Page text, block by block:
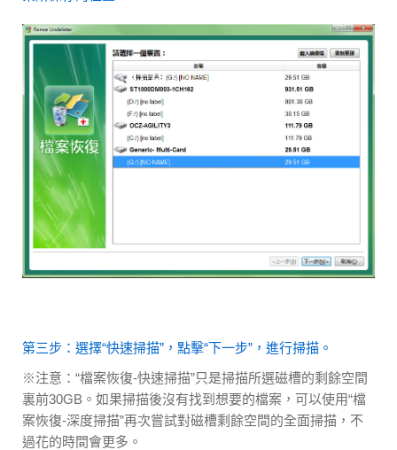
第三步：選擇“快速掃描”，點擊“下一步”，進行掃描。
※注意：“檔案恢復-快速掃描”只是掃描所選磁槽的剩餘空間
裏前30GB。如果掃描後沒有找到想要的檔案，可以使用“檔
案恢復-深度掃描”再次嘗試對磁槽剩餘空間的全面掃描，不
過花的時間會更多。